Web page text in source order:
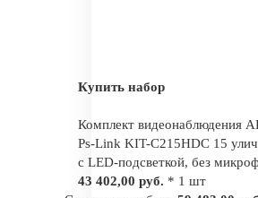
Купить набор
Комплект видеонаблюдения
Ps-Link KIT-C215HDC 15
с LED-подсветкой, без
43 402,00 руб. * 1 шт